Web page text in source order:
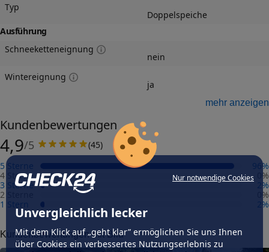
Nur notwendige Cookies
Unvergleichlich lecker
Mit dem Klick auf „geht klar” ermöglichen Sie uns Ihnen
über Cookies ein verbessertes Nutzungserlebnis zu
Typ
Doppelspeiche
Ausführung
Schneeketteneignung
nein
Wintereignung
ja
Eintragungsfrei
Freigabe
-
Gutachten Link
Fahrzeug wählen
Dimension
Breite (in Zoll)
mehr anzeigen
Kundenbewertungen
4,9/5 (45)
5 Sterne
96%
4 Sterne
%
3 Sterne
2%
2 Sterne
%
1 Stern
2%
Kundenbewertungen mit Bild